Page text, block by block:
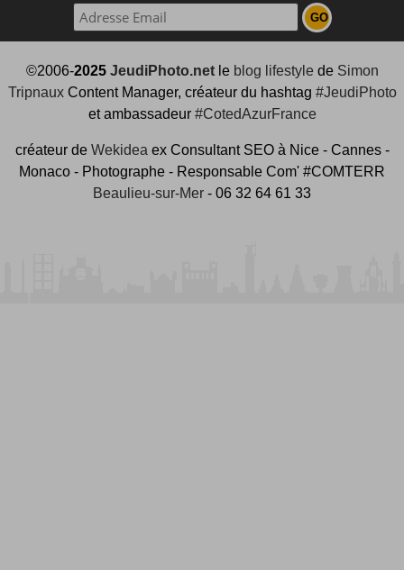
©2006-2025 JeudiPhoto.netle blog lifestylede Simon
TripnauxContent Manager, créateur du hashtag #JeudiPhoto
et ambassadeur #CotedAzurFrance
créateur de Wekidea ex Consultant SEO à Nice - Cannes -
Monaco - Photographe - Responsable Com' #COMTERR
Beaulieu-sur-Mer - 06 32 64 61 33